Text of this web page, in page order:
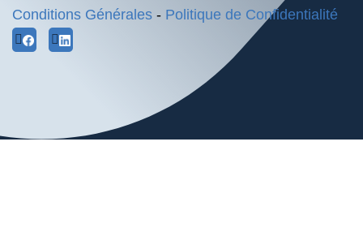
Conditions Générales - Politique de Confidentialité